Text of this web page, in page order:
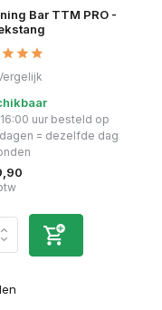
Bar TTM PRO -
uur besteld op
= dezelfde dag